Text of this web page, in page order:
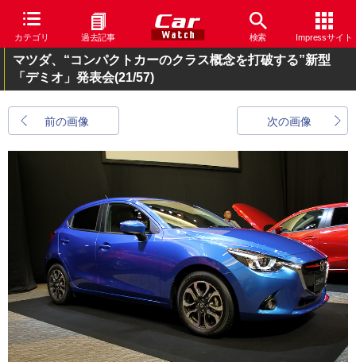
カテゴリ 過去記事 検索 Impressサイト
マツダ、“コンパクトカーのクラス概念を打破する”新型
「デミオ」発表会(21/57)
前の画像 次の画像